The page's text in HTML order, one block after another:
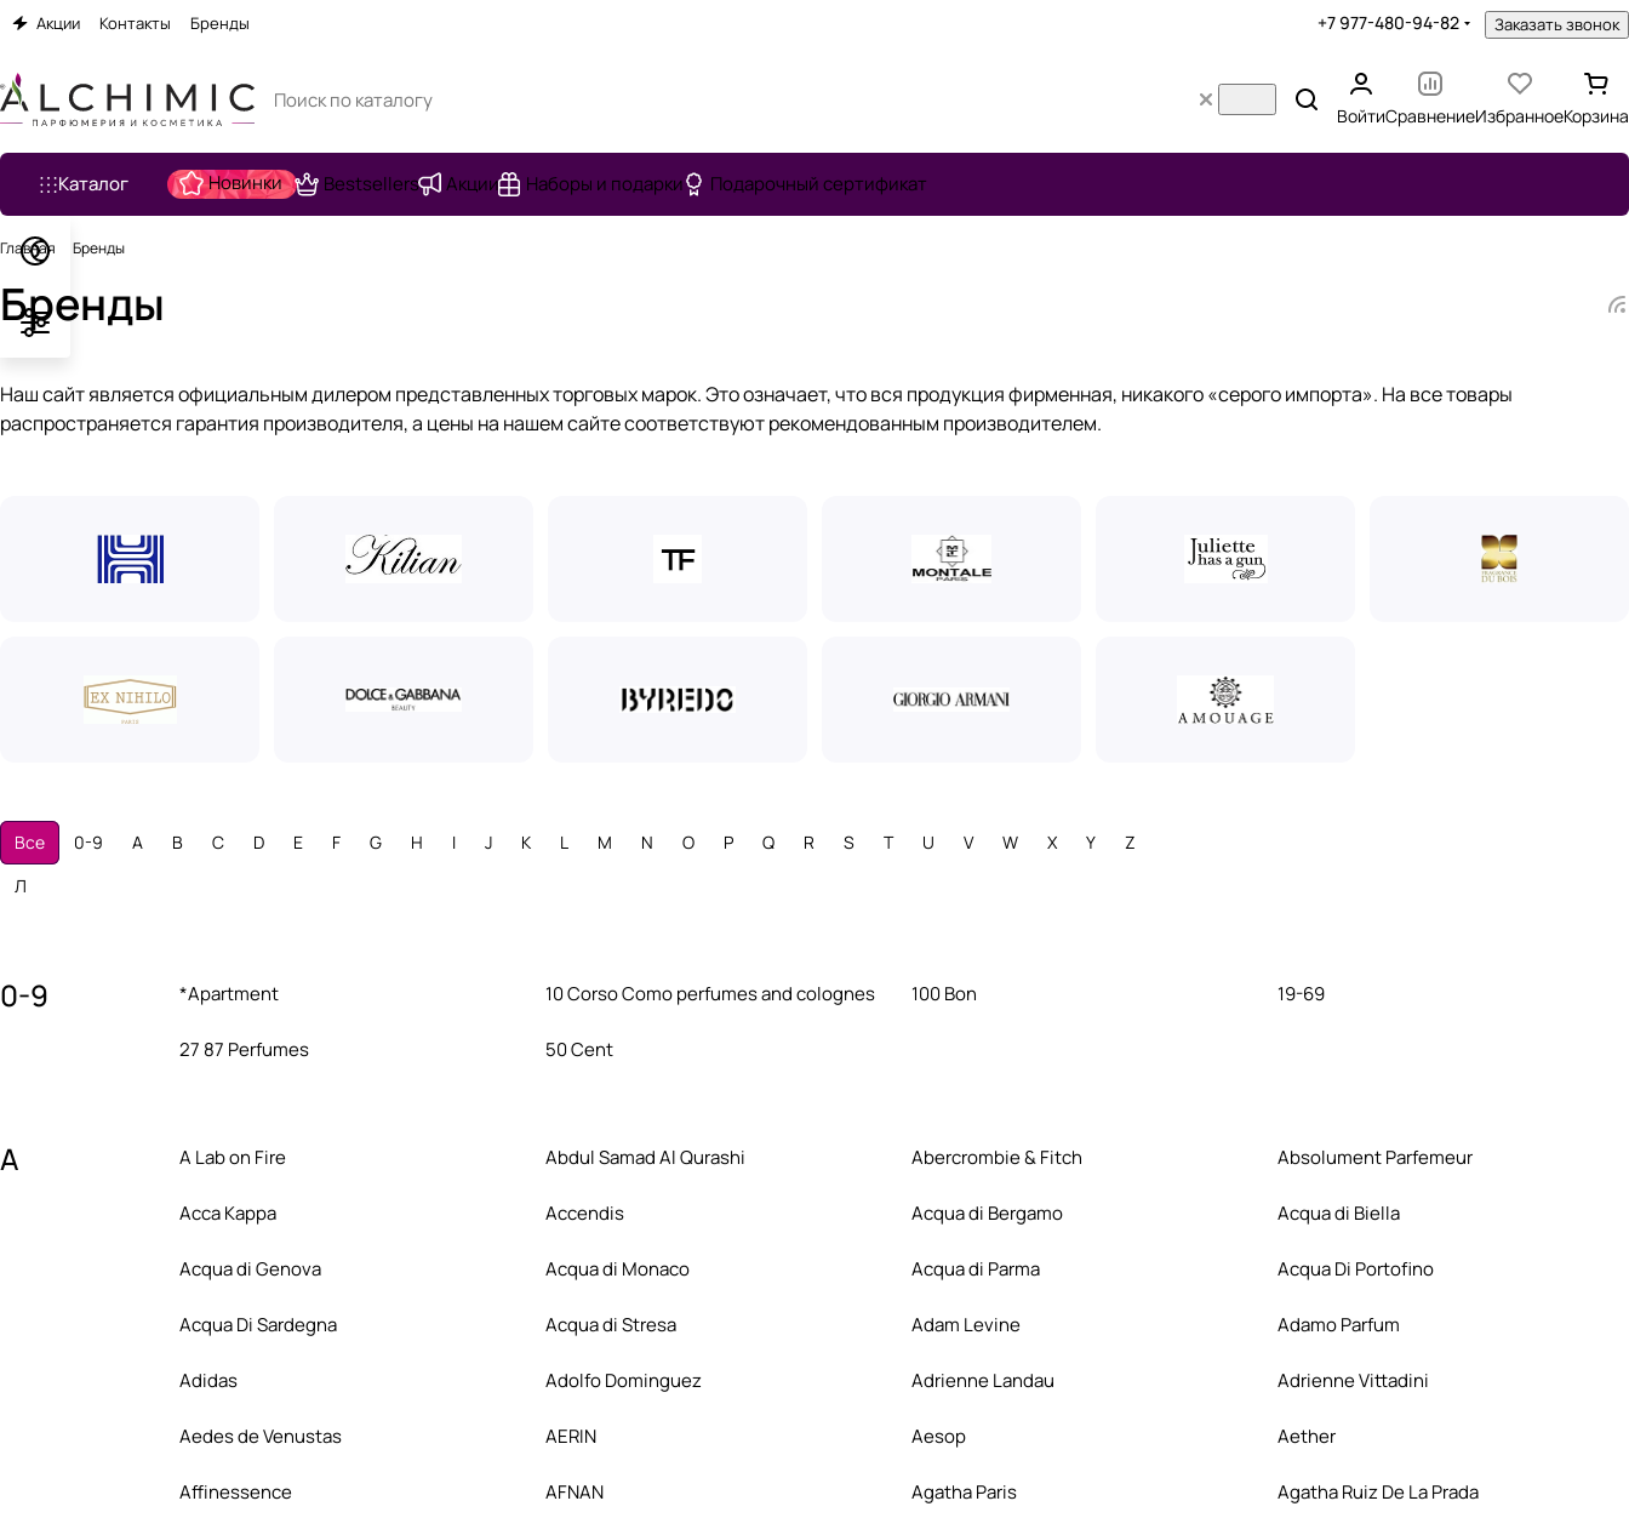
Акции Контакты Бренды +7 977-480-94-82 Заказать звонок
ВойтиСравнениеИзбранноеКорзина
Каталог Новинки Bestsellers Акции Наборы и подарки Подарочный сертификат
Главная Бренды
Бренды
Наш сайт является официальным дилером представленных торговых марок. Это означает, что вся продукция фирменная, никакого «серого импорта». На все товары
распространяется гарантия производителя, а цены на нашем сайте соответствуют рекомендованным производителем.
Все 0-9 A B C D E F G H I J K L M N O P Q R S T U V W X Y
Z
Л
0-9 *Apartment 10 Corso Como perfumes and colognes 100 Bon 19-69
27 87 Perfumes 50 Cent
A A Lab on Fire Abdul Samad Al Qurashi Abercrombie & Fitch Absolument Parfemeur
Acca Kappa Accendis Acqua di Bergamo Acqua di Biella
Acqua di Genova Acqua di Monaco Acqua di Parma Acqua Di Portofino
Acqua Di Sardegna Acqua di Stresa Adam Levine Adamo Parfum
Adidas Adolfo Dominguez Adrienne Landau Adrienne Vittadini
Aedes de Venustas AERIN Aesop Aether
Affinessence AFNAN Agatha Paris Agatha Ruiz De La Prada